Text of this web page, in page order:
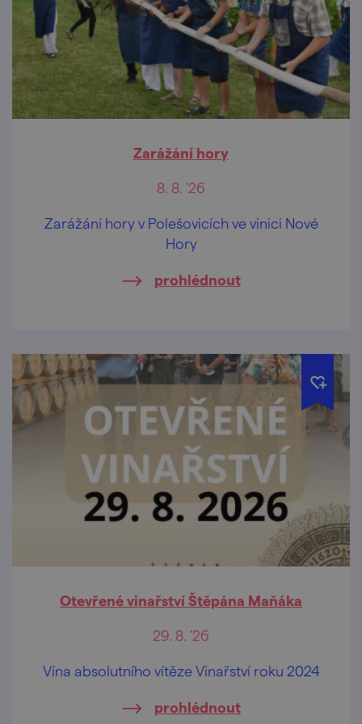
Zarážání hory
8. 8. '26
Zarážání hory v Polešovicích ve vinici Nové
Hory
prohlédnout
Otevřené vinařství Štěpána Maňáka
29. 8. '26
Vína absolutního vítěze Vinařství roku 2024
prohlédnout